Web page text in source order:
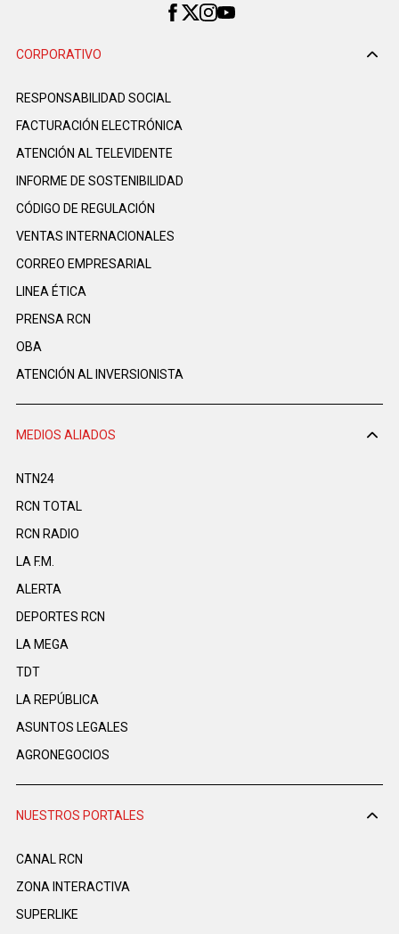
CORPORATIVO
RESPONSABILIDAD SOCIAL
FACTURACIÓN ELECTRÓNICA
ATENCIÓN AL TELEVIDENTE
INFORME DE SOSTENIBILIDAD
CÓDIGO DE REGULACIÓN
VENTAS INTERNACIONALES
CORREO EMPRESARIAL
LINEA ÉTICA
PRENSA RCN
OBA
ATENCIÓN AL INVERSIONISTA
MEDIOS ALIADOS
NTN24
RCN TOTAL
RCN RADIO
LA F.M.
ALERTA
DEPORTES RCN
LA MEGA
TDT
LA REPÚBLICA
ASUNTOS LEGALES
AGRONEGOCIOS
NUESTROS PORTALES
CANAL RCN
ZONA INTERACTIVA
SUPERLIKE